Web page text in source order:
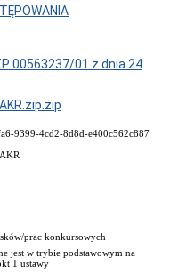
00563237/01 z dnia 24
9399-4cd2-8d8d-e400c562c887
prac konkursowych
jest w trybie podstawowym na
1 ustawy